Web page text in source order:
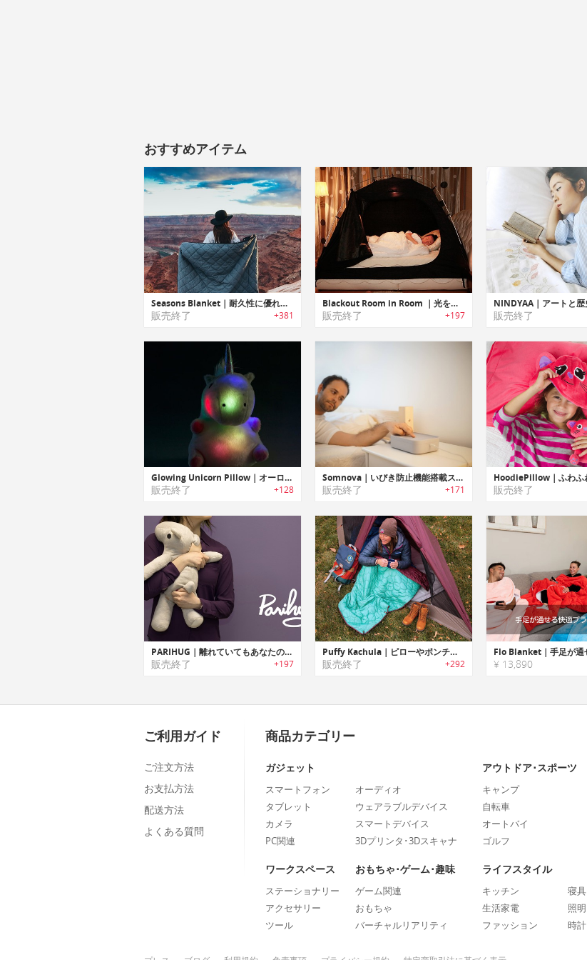
おすすめアイテム
Seasons Blanket｜耐久性に優れたウォータープルーフアウトドアブランケット「シーズンズブランケット」
販売終了 +381
Blackout Room in Room ｜光をシャットアウトするオールインワンベッドテント「ブラックアウトルームインルーム」
販売終了 +197 販売終了
Glowing Unicorn Pillow｜オーロラのように光るユニコーンぬいぐるみピロー
販売終了 +128
Somnova｜いびき防止機能搭載スーパースマートスリーピングマット「ソムノバ」
販売終了 +171 販売終了
PARIHUG｜離れていてもあなたのハグを届けられるぬいぐるみ型コミュニケーションデバイス「パリハグ」
販売終了 +197
Puffy Kachula｜ピローやポンチョとしても利用可能な機能性/汎用性に優れたブランケット「パフィーカチュラ」
販売終了 +292 ¥ 13,890
ご利用ガイド
ご注文方法
お支払方法
配送方法
よくある質問
商品カテゴリー
ガジェット
スマートフォン
タブレット
カメラ
PC関連
オーディオ
ウェアラブルデバイス
スマートデバイス
3Dプリンタ･3Dスキャナ
アウトドア･スポーツ
キャンプ
自転車
オートバイ
ゴルフ
ワークスペース
ステーショナリー
アクセサリー
ツール
おもちゃ･ゲーム･趣味
ゲーム関連
おもちゃ
バーチャルリアリティ
ライフスタイル
キッチン
生活家電
ファッション
寝具
照明
時計